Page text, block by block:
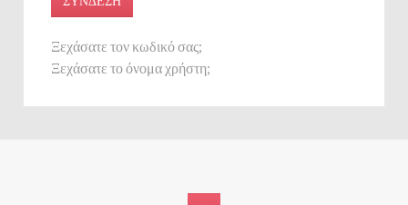
Ξεχάσατε τον κωδικό σας;
Ξεχάσατε το όνομα χρήστη;